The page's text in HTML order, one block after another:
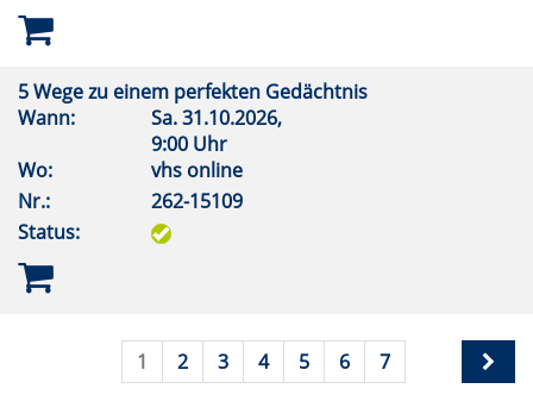
5 Wege zu einem perfekten Gedächtnis
Wann:
Sa.31.10.2026,
9:00 Uhr
Wo:
vhs online
Nr.:
262-15109
Status:
1 2 3 4 5 6 7